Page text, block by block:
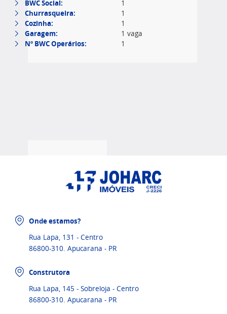
BWC Social: 1
Churrasqueira: 1
Cozinha: 1
Garagem: 1 vaga
Nº BWC Operários: 1
Onde estamos?
Rua Lapa, 131 - Centro
86800-310. Apucarana - PR
Construtora
Rua Lapa, 145 - Sobreloja - Centro
86800-310. Apucarana - PR